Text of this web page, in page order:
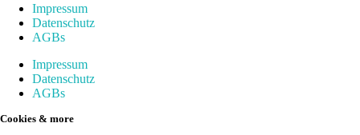
Impressum
Datenschutz
AGBs
Impressum
Datenschutz
AGBs
Cookies & more